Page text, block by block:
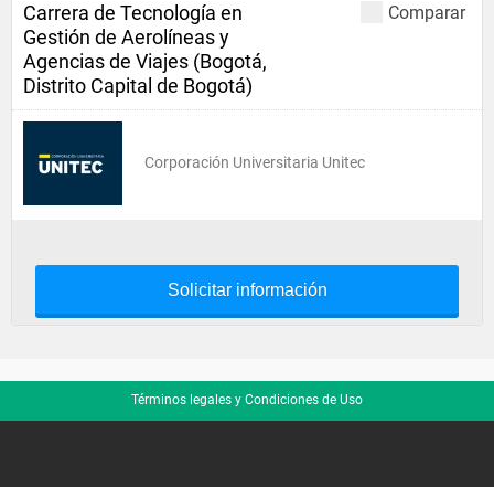
Comparar
Carrera de Tecnología en
Gestión de Aerolíneas y
Agencias de Viajes (Bogotá,
Distrito Capital de Bogotá)
Corporación Universitaria Unitec
Solicitar información
Términos legales y Condiciones de Uso